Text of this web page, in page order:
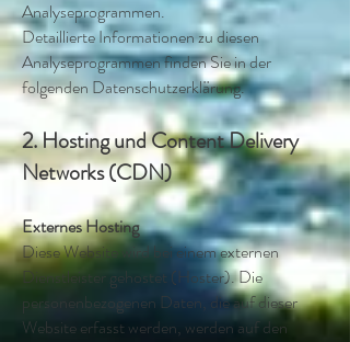
Analyseprogrammen.
Detaillierte Informationen zu diesen
Analyseprogrammen finden Sie in der
folgenden Datenschutzerklärung.
2. Hosting und Content Delivery
Networks (CDN)
Externes Hosting
Diese Website wird bei einem externen
Dienstleister gehostet (Hoster). Die
personenbezogenen Daten, die auf dieser
Website erfasst werden, werden auf den